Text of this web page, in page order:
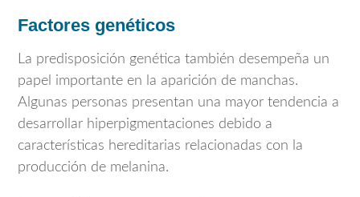
Factores genéticos
La predisposición genética también desempeña un
papel importante en la aparición de manchas.
Algunas personas presentan una mayor tendencia a
desarrollar hiperpigmentaciones debido a
características hereditarias relacionadas con la
producción de melanina.